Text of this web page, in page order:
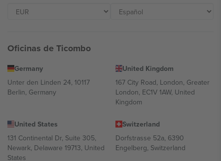
Oficinas de Ticombo
Germany
Unter den Linden 24, 10117
Berlin, Germany
United Kingdom
167 City Road, London, Greater
London, EC1V 1AW, United
Kingdom
United States
131 Continental Dr, Suite 305,
Newark, Delaware 19713, United
States
Switzerland
Dorfstrasse 52a, 6390
Engelberg, Switzerland